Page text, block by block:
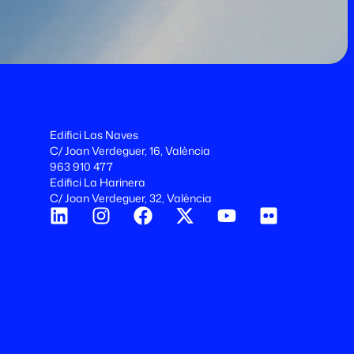
Edifici Las Naves
C/ Joan Verdeguer, 16, València
963 910 477
Edifici La Harinera
C/ Joan Verdeguer, 32, València